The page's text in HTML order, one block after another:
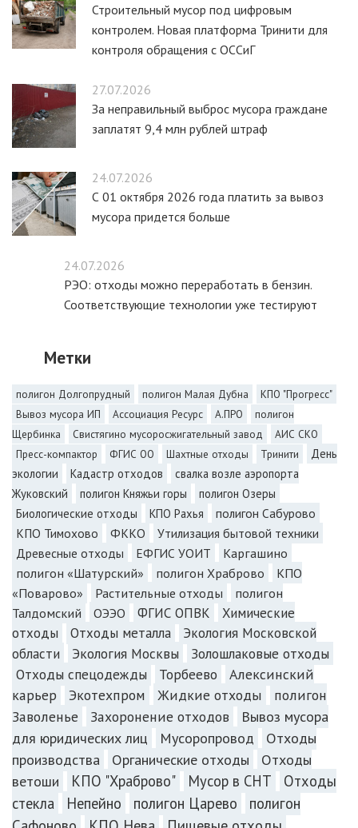
Строительный мусор под цифровым
контролем. Новая платформа Тринити для
контроля обращения с ОССиГ
27.07.2026
За неправильный выброс мусора граждане
заплатят 9,4 млн рублей штраф
24.07.2026
С 01 октября 2026 года платить за вывоз
мусора придется больше
24.07.2026
РЭО: отходы можно переработать в бензин.
Соответствующие технологии уже тестируют
Метки
полигон Долгопрудный полигон Малая Дубна
КПО "Прогресс"
Вывоз мусора ИП
Ассоциация Ресурс А.ПРО
полигон
Щербинка
Свистягино мусоросжигательный завод
АИС СКО
Пресс-компактор
ФГИС ОО Шахтные отходы Тринити
День
экологии
Кадастр отходов
свалка возле аэропорта
Жуковский
полигон Княжьи горы
полигон Озеры
Биологические отходы
КПО Рахья
полигон Сабурово
КПО Тимохово
ФККО
Утилизация бытовой техники
Древесные отходы
ЕФГИС УОИТ
Каргашино
полигон «Шатурский»
полигон Храброво
КПО
«Поварово»
Растительные отходы
полигон
Талдомский
ОЭЭО ФГИС ОПВК
Химические
отходы
Отходы металла
Экология Московской
области
Экология Москвы
Золошлаковые отходы
Отходы спецодежды
Торбеево
Алексинский
карьер
Экотехпром Жидкие отходы
полигон
Заволенье
Захоронение отходов
Вывоз мусора
для юридических лиц
Мусоропровод
Отходы
производства
Органические отходы
Отходы
ветоши
КПО "Храброво" Мусор в СНТ
Отходы
стекла
Непейно полигон Царево
полигон